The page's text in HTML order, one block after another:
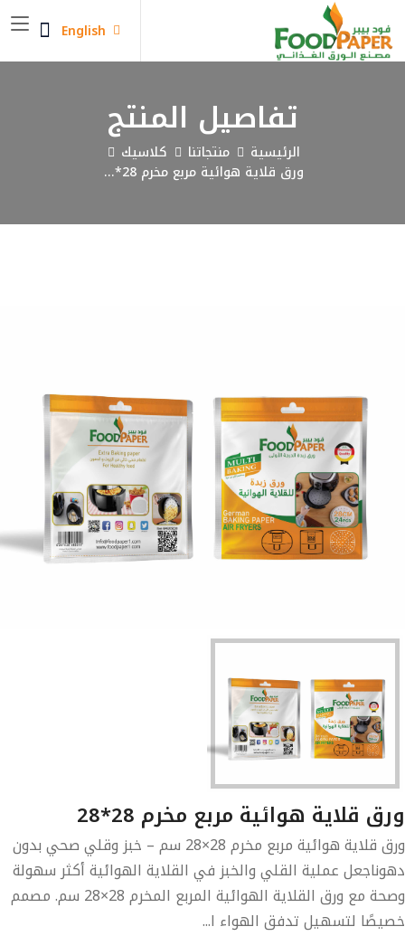
English
تفاصيل المنتج
الرئيسية منتجاتنا
كلاسيك
ورق قلاية هوائية مربع مخرم 28*...
قلاية هوائية مربع مخرم 28*28
ورق قلاية هوائية مربع مخرم 28×28 سم – خبز وقلي صحي بدون
عملية القلي والخبز في القلاية الهوائية أكثر سهولة
وصحة مع ورق القلاية الهوائية المربع المخرم 28×28 سم. مصمم
لتسهيل تدفق الهواء ا...